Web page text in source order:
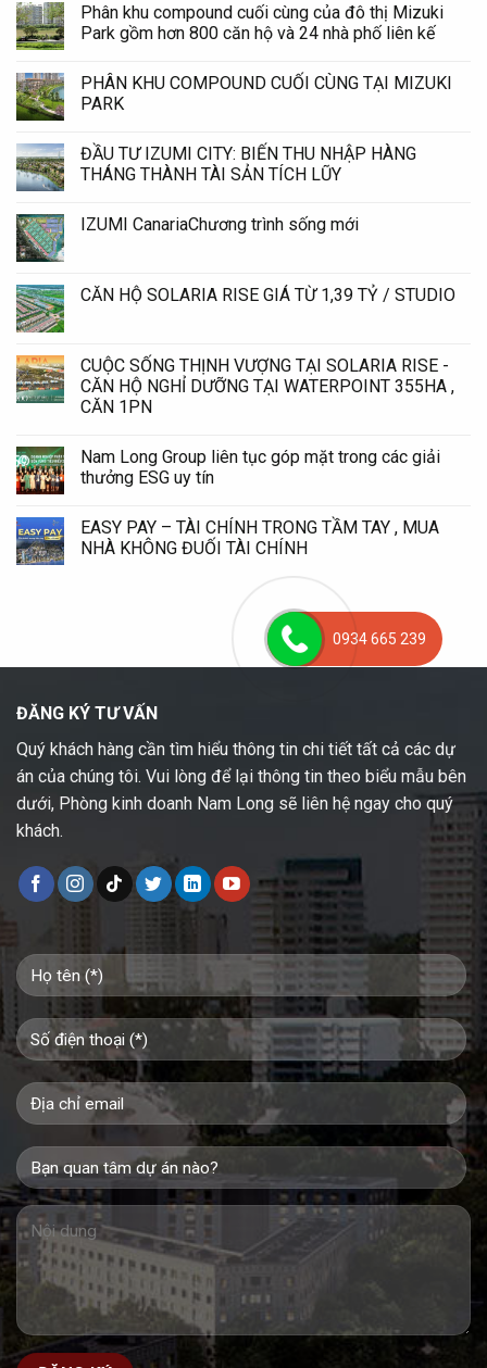
Phân khu compound cuối cùng của đô thị Mizuki
Park gồm hơn 800 căn hộ và 24 nhà phố liên kế
PHÂN KHU COMPOUND CUỐI CÙNG TẠI MIZUKI
PARK
ĐẦU TƯ IZUMI CITY: BIẾN THU NHẬP HÀNG
THÁNG THÀNH TÀI SẢN TÍCH LŨY
IZUMI CanariaChương trình sống mới
CĂN HỘ SOLARIA RISE GIÁ TỪ 1,39 TỶ / STUDIO
CUỘC SỐNG THỊNH VƯỢNG TẠI SOLARIA RISE -
CĂN HỘ NGHỈ DƯỠNG TẠI WATERPOINT 355HA ,
CĂN 1PN
Nam Long Group liên tục góp mặt trong các giải
thưởng ESG uy tín
EASY PAY – TÀI CHÍNH TRONG TẦM TAY , MUA
NHÀ KHÔNG ĐUỐI TÀI CHÍNH
ĐĂNG KÝ TƯ VẤN
Quý khách hàng cần tìm hiểu thông tin chi tiết tất cả các dự
án của chúng tôi. Vui lòng để lại thông tin theo biểu mẫu bên
dưới, Phòng kinh doanh Nam Long sẽ liên hệ ngay cho quý
khách.
0934 665 239